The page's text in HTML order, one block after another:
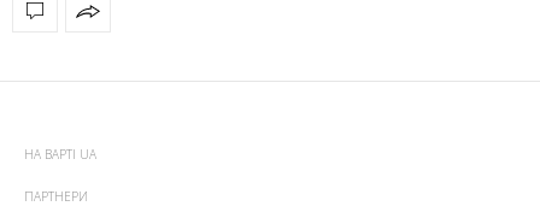
НА ВАРТІ UA
ПАРТНЕРИ